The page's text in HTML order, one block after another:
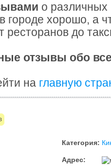
о различных
городе хорошо, а
ресторанов до
отзывы обо
на главную
Категория:
Адрес: